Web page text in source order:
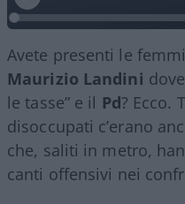
Avete presenti le
Maurizio Landini
le tasse” e il Pd? Ecco.
disoccupati c’erano
che, saliti in metro,
canti offensivi nei